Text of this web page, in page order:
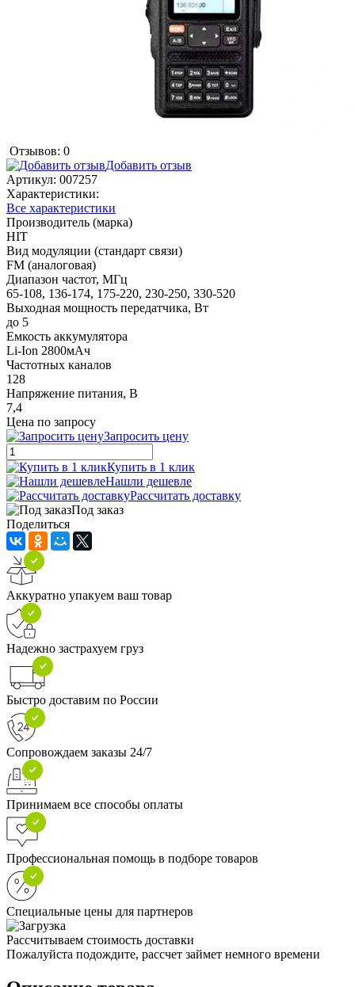
Отзывов: 0
Добавить отзыв
Артикул: 007257
Характеристики:
Все характеристики
Производитель (марка)
HIT
Вид модуляции (стандарт связи)
FM (аналоговая)
Диапазон частот, МГц
65-108, 136-174, 175-220, 230-250, 330-520
Выходная мощность передатчика, Вт
до 5
Емкость аккумулятора
Li-Ion 2800мАч
Частотных каналов
128
Напряжение питания, В
7,4
Цена по запросу
Запросить цену
Купить в 1 клик
Нашли дешевле
Рассчитать доставку
Под заказ
Поделиться
Аккуратно упакуем ваш товар
Надежно застрахуем груз
Быстро доставим по России
Сопровождаем заказы 24/7
Принимаем все способы оплаты
Профессиональная помощь в подборе товаров
Специальные цены для партнеров
Рассчитываем стоимость доставки
Пожалуйста подождите, рассчет займет немного времени